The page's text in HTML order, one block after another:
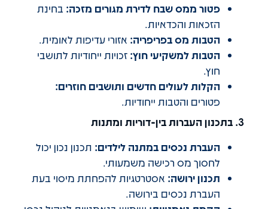
פטור ממס שבח לדירת מגורים מזכה: בחינת
הזכאות והכדאיות.
הטבות מס בפריפריה: אזורי עדיפות לאומית.
הטבות למשקיעי חוץ: זכויות ייחודיות לתושבי
חוץ.
הקלות לעולים חדשים ותושבים חוזרים:
פטורים והטבות ייחודיות.
3. בתכנון העברות בין-דוריות ומתנות
העברת נכסים במתנה לילדים: תכנון נכון יכול
לחסוך מס רכישה משמעותי.
תכנון ירושה: אסטרטגיות להפחתת מיסוי בעת
העברת נכסים בירושה.